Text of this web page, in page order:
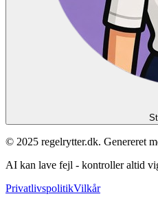
© 2025 regelrytter.dk. Genereret
AI kan lave fejl - kontroller altid
PrivatlivspolitikVilkår